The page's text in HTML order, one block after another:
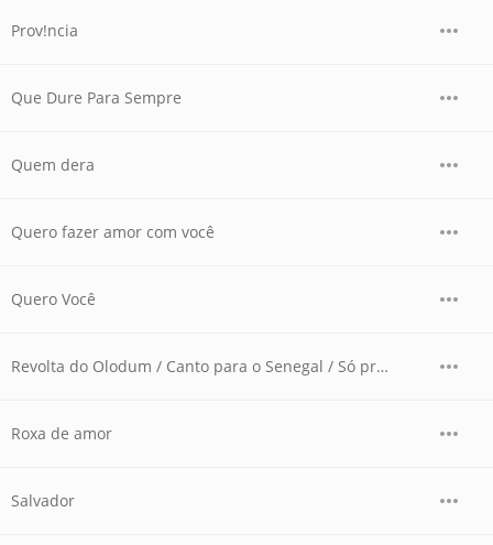
Prov!ncia
Que Dure Para Sempre
Quem dera
Quero fazer amor com você
Quero Você
Revolta do Olodum / Canto para o Senegal / Só pra Vê o Ylê Passar / Eu Sou Negão / Alfabeto do Negão
Roxa de amor
Salvador